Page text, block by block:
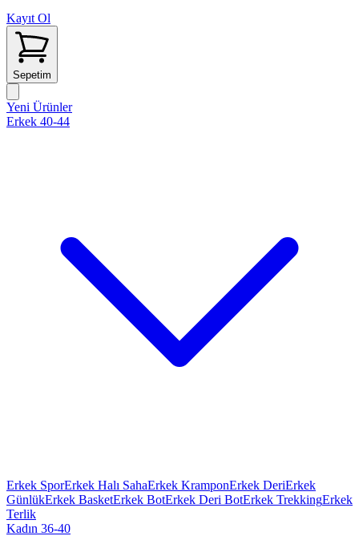
Kayıt Ol
Sepetim
Yeni Ürünler
Erkek 40-44
Erkek SporErkek Halı SahaErkek KramponErkek DeriErkek
GünlükErkek BasketErkek BotErkek Deri BotErkek TrekkingErkek
Terlik
Kadın 36-40